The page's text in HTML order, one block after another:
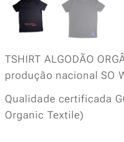
TSHIRT ALGODÃO
produção nacional SO
Qualidade certificada
Organic Textile)